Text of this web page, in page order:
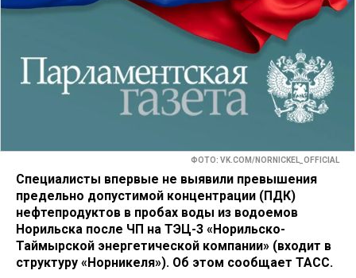
ФОТО: VK.COM/NORNICKEL_OFFICIAL
Специалисты впервые не выявили превышения
предельно допустимой концентрации (ПДК)
нефтепродуктов в пробах воды из водоемов
Норильска после ЧП на ТЭЦ-3 «Норильско-
Таймырской энергетической компании» (входит в
структуру «Норникеля»). Об этом сообщает ТАСС.